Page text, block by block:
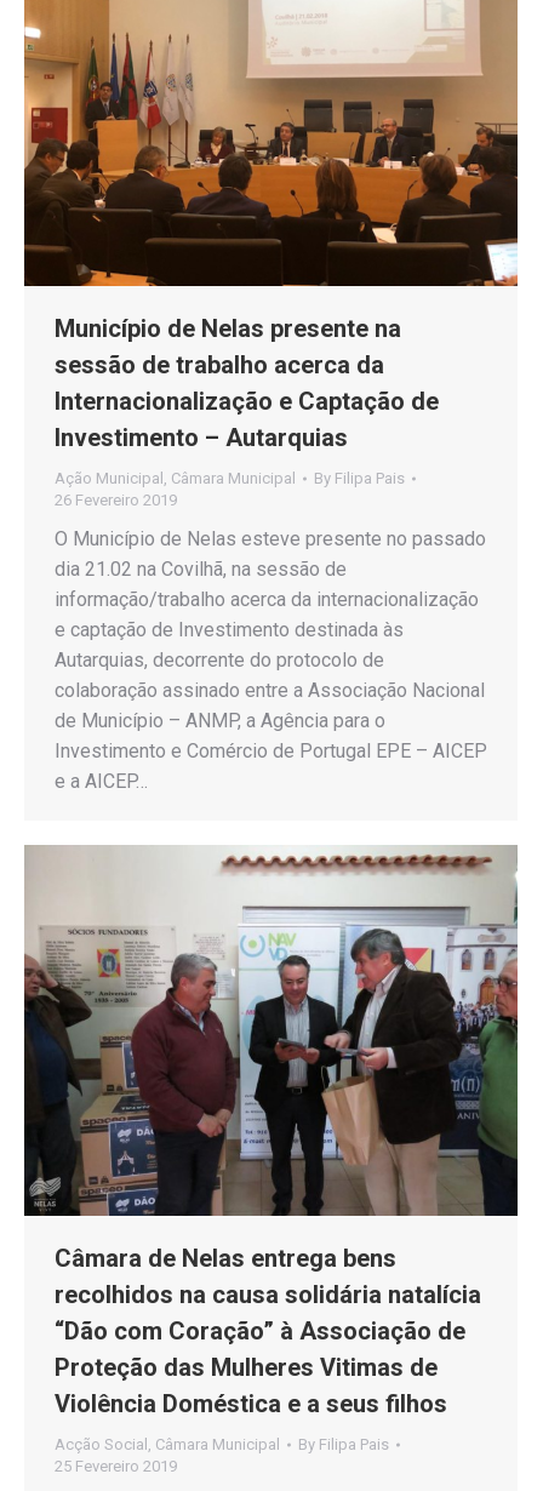
Município de Nelas presente na
sessão de trabalho acerca da
Internacionalização e Captação de
Investimento – Autarquias
Ação Municipal Câmara Municipal By Filipa Pais
26 Fevereiro 2019
O Município de Nelas esteve presente no passado
dia 21.02 na Covilhã, na sessão de
informação/trabalho acerca da internacionalização
e captação de Investimento destinada às
Autarquias, decorrente do protocolo de
colaboração assinado entre a Associação Nacional
de Município – ANMP, a Agência para o
Investimento e Comércio de Portugal EPE – AICEP
e a AICEP…
Câmara de Nelas entrega bens
recolhidos na causa solidária natalícia
“Dão com Coração” à Associação de
Proteção das Mulheres Vitimas de
Violência Doméstica e a seus filhos
Acção Social Câmara Municipal By Filipa Pais
25 Fevereiro 2019